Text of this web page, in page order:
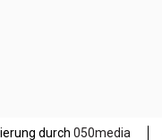
durch 050media